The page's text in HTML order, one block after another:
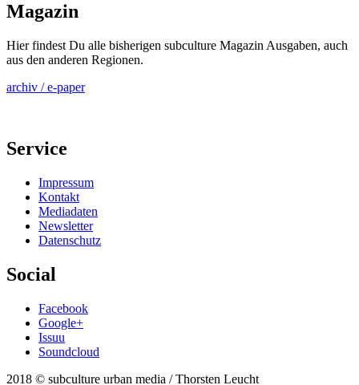
Magazin
Hier findest Du alle bisherigen subculture Magazin Ausgaben, auch
aus den anderen Regionen.
archiv / e-paper
Service
Impressum
Kontakt
Mediadaten
Newsletter
Datenschutz
Social
Facebook
Google+
Issuu
Soundcloud
2018 © subculture urban media / Thorsten Leucht